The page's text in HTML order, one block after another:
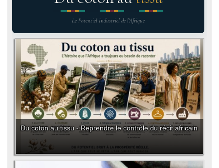
Le Potentiel Industriel de l'Afrique
Du coton au tissu - Reprendre le contrôle du récit africain